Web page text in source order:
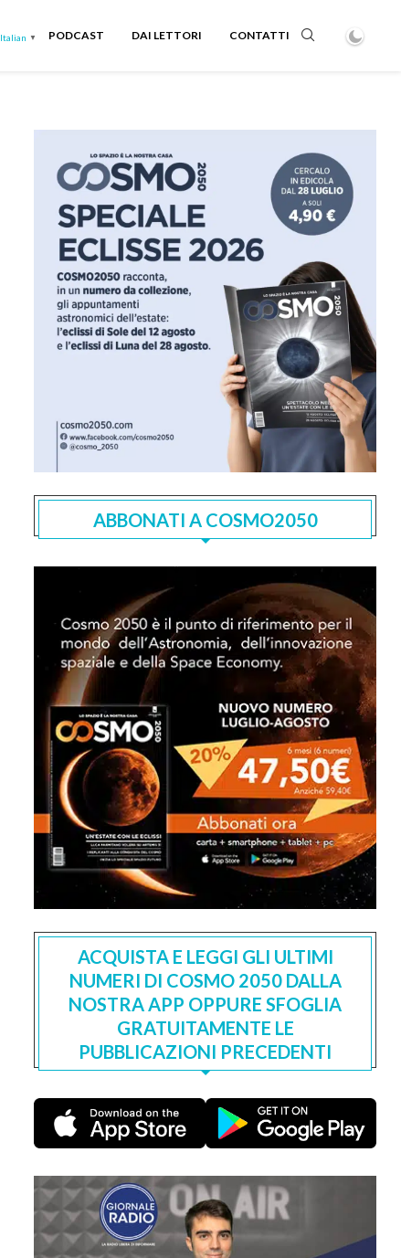
Italian ▼ PODCAST DAI LETTORI CONTATTI
ABBONATI A COSMO2050
ACQUISTA E LEGGI GLI ULTIMI
NUMERI DI COSMO 2050 DALLA
NOSTRA APP OPPURE SFOGLIA
GRATUITAMENTE LE
PUBBLICAZIONI PRECEDENTI